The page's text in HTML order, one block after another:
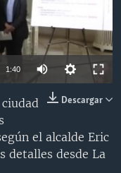
1:40
Descargar
el alcalde Eric
detalles desde La